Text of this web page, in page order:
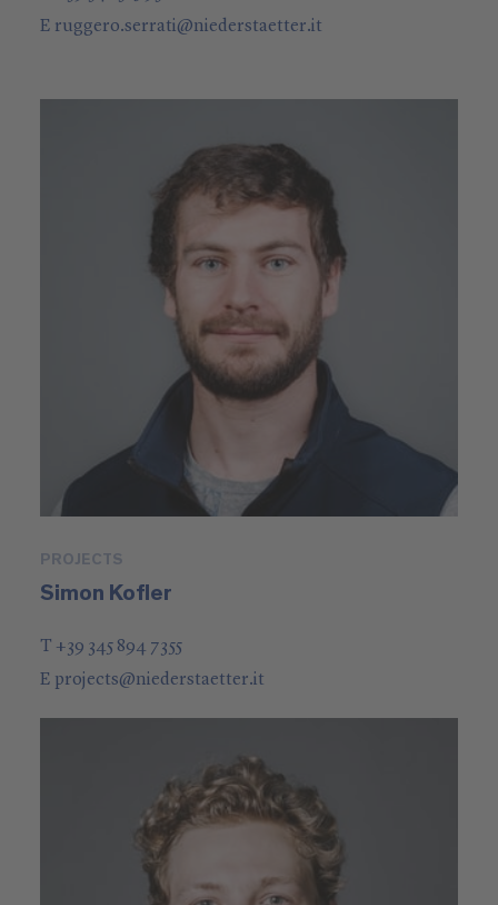
E ruggero.serrati@niederstaetter.it
PROJECTS
Simon Kofler
T +39 345 894 7355
E projects@niederstaetter.it